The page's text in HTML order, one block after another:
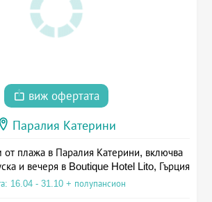
виж офертата
Паралия Катерини
от плажа в Паралия Катерини, включва
и вечеря в Boutique Hotel Lito, Гърция
16.04 - 31.10 + полупансион